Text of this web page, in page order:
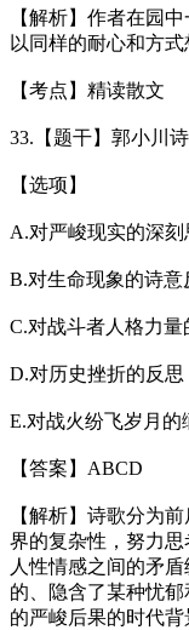
【解析】作者在园
以同样的耐心和方式
【考点】精读散文
33.【题干】郭小川
【选项】
A.对严峻现实的深刻
B.对生命现象的诗意
C.对战斗者人格力量
D.对历史挫折的反思
E.对战火纷飞岁月的
【答案】ABCD
【解析】诗歌分为
界的复杂性，努力
人性情感之间的矛
的、隐含了某种忧
的严峻后果的时代